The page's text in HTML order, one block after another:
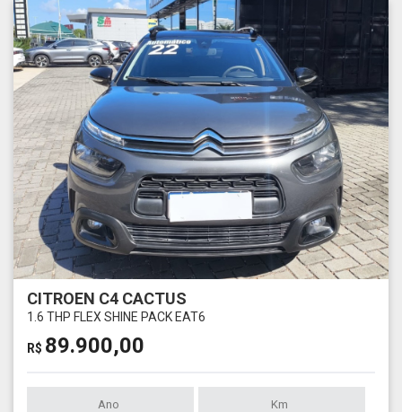
CITROEN C4 CACTUS
1.6 THP FLEX SHINE PACK EAT6
R$ 89.900,00
Ano Km